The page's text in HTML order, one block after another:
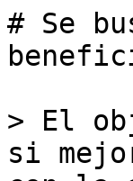
# Se
> El
si